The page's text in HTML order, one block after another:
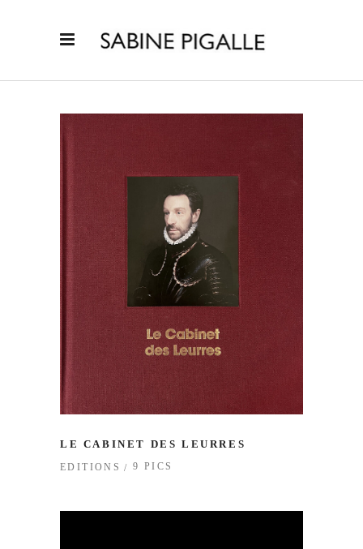
LE CABINET DES LEURRES
EDITIONS 9 PICS